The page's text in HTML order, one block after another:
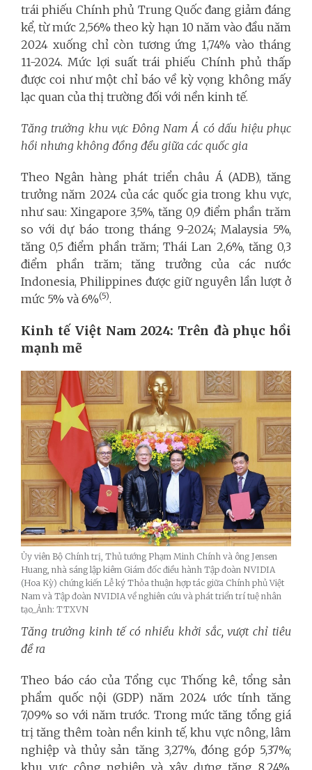
trái phiếu Chính phủ Trung Quốc đang giảm đáng
kể, từ mức 2,56% theo kỳ hạn 10 năm vào đầu năm
2024 xuống chỉ còn tương ứng 1,74% vào tháng
11-2024. Mức lợi suất trái phiếu Chính phủ thấp
được coi như một chỉ báo về kỳ vọng không mấy
lạc quan của thị trường đối với nền kinh tế.
Tăng trưởng khu vực Đông Nam Á có dấu hiệu phục
hồi nhưng không đồng đều giữa các quốc gia
Theo Ngân hàng phát triển châu Á (ADB), tăng
trưởng năm 2024 của các quốc gia trong khu vực,
như sau: Xingapore 3,5%, tăng 0,9 điểm phần trăm
so với dự báo trong tháng 9-2024; Malaysia 5%,
tăng 0,5 điểm phần trăm; Thái Lan 2,6%, tăng 0,3
điểm phần trăm; tăng trưởng của các nước
Indonesia, Philippines được giữ nguyên lần lượt ở
mức 5% và 6%(5).
Kinh tế Việt Nam 2024: Trên đà phục hồi
mạnh mẽ
Ủy viên Bộ Chính trị, Thủ tướng Phạm Minh Chính và ông Jensen
Huang, nhà sáng lập kiêm Giám đốc điều hành Tập đoàn NVIDIA
(Hoa Kỳ) chứng kiến Lễ ký Thỏa thuận hợp tác giữa Chính phủ Việt
Nam và Tập đoàn NVIDIA về nghiên cứu và phát triển trí tuệ nhân
tạo_Ảnh: TTXVN
Tăng trưởng kinh tế có nhiều khởi sắc, vượt chỉ tiêu
đề ra
Theo báo cáo của Tổng cục Thống kê, tổng sản
phẩm quốc nội (GDP) năm 2024 ước tính tăng
7,09% so với năm trước. Trong mức tăng tổng giá
trị tăng thêm toàn nền kinh tế, khu vực nông, lâm
nghiệp và thủy sản tăng 3,27%, đóng góp 5,37%;
khu vực công nghiệp và xây dựng tăng 8,24%,